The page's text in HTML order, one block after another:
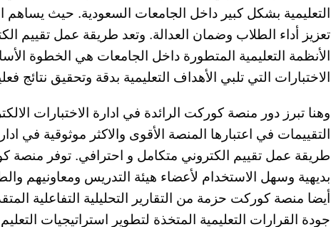
التعليمية بشكل كبير داخل الجامعات السعودية. حيث يساهم
تعزيز أداء الطلاب وضمان العدالة. وتعد طريقة عمل تقييم
الأنظمة التعليمية المتطورة داخل الجامعات هي الخطوة
الاختبارات التي تلبي الأهداف التعليمية بدقة وتحقيق نتائج
وهنا تبرز دور منصة كوركت الرائدة في ادارة الاختبارات
التقييمات في اعتبارها المنصة الأقوى والاكثر موثوقية في
طريقة عمل تقييم الكتروني متكامل و احترافي. توفر منصة
بديهية وسهل الاستخدام لأعضاء هيئة التدريس ومعاونيهم
أيضا منصة كوركت حزمة من التقارير التحليلية التفاعلية
جودة القرارات التعليمية المتخذة لتطوير استراتيجيات